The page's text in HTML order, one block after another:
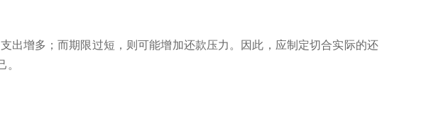
出增多；而期限过短，则可能增加还款压力。因此，应制定切合实际的还
。